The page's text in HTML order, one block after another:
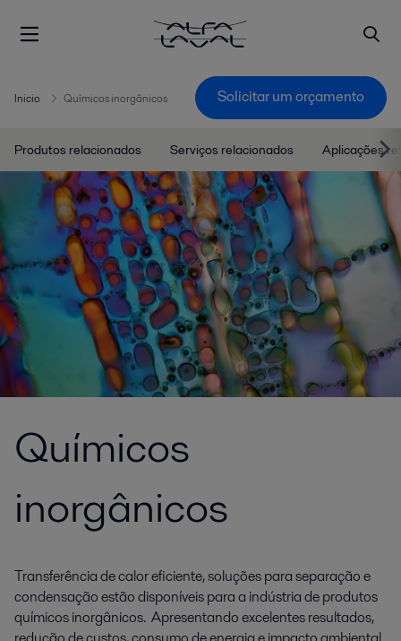
Inicio Químicos inorgânicos Solicitar um orçamento
Produtos relacionados Serviços relacionados Aplicações
Químicos
inorgânicos
Transferência de calor eficiente, soluções para separação e
condensação estão disponíveis para a indústria de produtos
químicos inorgânicos. Apresentando excelentes resultados,